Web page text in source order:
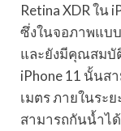
Retina XDR ใน
ซึ่งในจอภาพแบ
และยังมีคุณสมบั
iPhone 11 นั้นส
เมตร ภายในระ
สามารถกันน้ำไ